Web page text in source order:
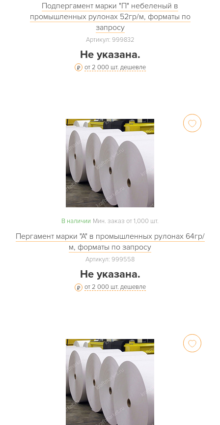
Подпергамент марки "П" небеленый в
промышленных рулонах 52гр/м, форматы по
запросу
Артикул: 999832
Не указана.
от 2 000 шт. дешевле
В наличии Мин. заказ от 1,000 шт.
Пергамент марки "А" в промышленных рулонах 64гр/
м, форматы по запросу
Артикул: 999558
Не указана.
от 2 000 шт. дешевле